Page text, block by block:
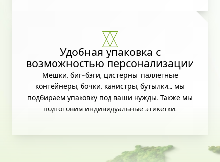
Удобная упаковка с
возможностью персонализации
Мешки, биг-бэги, цистерны, паллетные
контейнеры, бочки, канистры, бутылки… мы
подбираем упаковку под ваши нужды. Также мы
подготовим индивидуальные этикетки.